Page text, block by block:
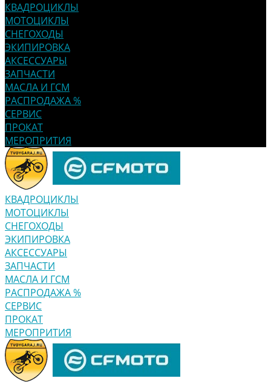
КВАДРОЦИКЛЫ
МОТОЦИКЛЫ
СНЕГОХОДЫ
ЭКИПИРОВКА
АКСЕССУАРЫ
ЗАПЧАСТИ
МАСЛА И ГСМ
РАСПРОДАЖА %
СЕРВИС
ПРОКАТ
МЕРОПРИТИЯ
КВАДРОЦИКЛЫ
МОТОЦИКЛЫ
СНЕГОХОДЫ
ЭКИПИРОВКА
АКСЕССУАРЫ
ЗАПЧАСТИ
МАСЛА И ГСМ
РАСПРОДАЖА %
СЕРВИС
ПРОКАТ
МЕРОПРИТИЯ